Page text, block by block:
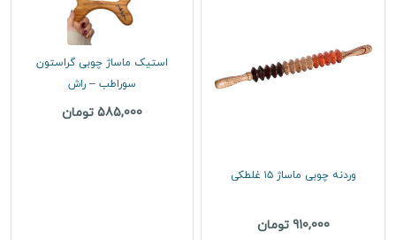
وردنه چوبی ماساژ ۱۵ غلطکی
910,000 تومان
استیک ماساژ چوبی گراستون
سوراطب – راش
585,000 تومان